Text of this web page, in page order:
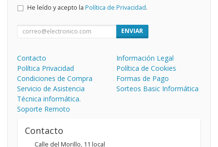
He leído y acepto la Política de Privacidad.
ENVIAR
Contacto
Información Legal
Política Privacidad
Política de Cookies
Condiciones de Compra
Formas de Pago
Servicio de Asistencia
Técnica informática.
Soporte Remoto
Sorteos Basic Informática
Contacto
Calle del Morillo, 11 local